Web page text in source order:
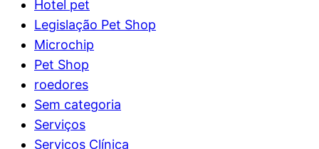
Hotel pet
Legislação Pet Shop
Microchip
Pet Shop
roedores
Sem categoria
Serviços
Serviços Clínica